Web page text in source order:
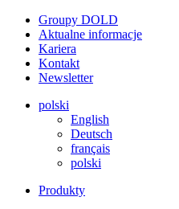
Groupy DOLD
Aktualne informacje
Kariera
Kontakt
Newsletter
polski
English
Deutsch
français
polski
Produkty